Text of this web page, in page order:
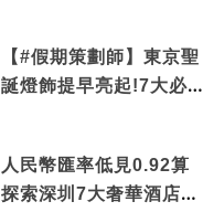
【#假期策劃師】東京聖
誕燈飾提早亮起!7大必去
人民幣匯率低見0.92算
探索深圳7大奢華酒店體